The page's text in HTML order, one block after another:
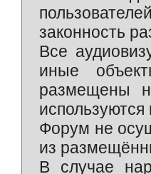
законность
Все
иные
размещены
Форум не
из
В случае